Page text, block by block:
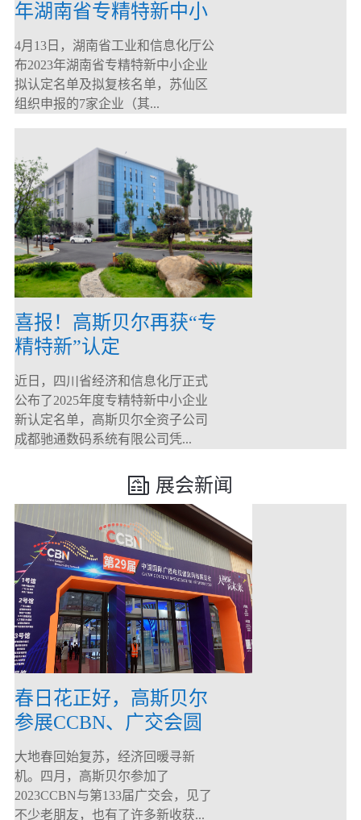
年湖南省专精特新中小
企业
4月13日，湖南省工业和信息化厅公
布2023年湖南省专精特新中小企业
拟认定名单及拟复核名单，苏仙区
组织申报的7家企业（其...
喜报！高斯贝尔再获“专
精特新”认定
近日，四川省经济和信息化厅正式
公布了2025年度专精特新中小企业
新认定名单，高斯贝尔全资子公司
成都驰通数码系统有限公司凭...
展会新闻
春日花正好，高斯贝尔
参展CCBN、广交会圆
满落幕！
大地春回始复苏，经济回暖寻新
机。四月，高斯贝尔参加了
2023CCBN与第133届广交会，见了
不少老朋友，也有了许多新收获...